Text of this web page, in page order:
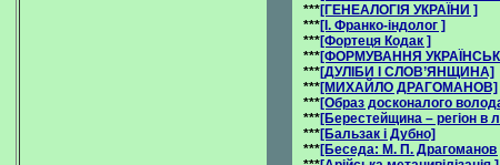
***[ГЕНЕАЛОГІЯ УКРАЇНИ ]
***[І. Франко-індолог ]
***[Фортеця Кодак ]
***[ФОРМУВАННЯ
***[ДУЛІБИ І СЛОВ’ЯНЩИНА]
***[МИХАЙЛО ДРАГОМАНОВ]
***[Образ досконалого
***[Берестейщина – регiон в
***[Бальзак і Дубно]
***[Беседа: M. П. Драгоманов